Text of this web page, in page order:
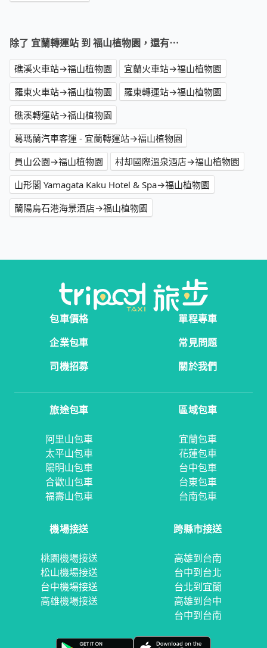
除了 宜蘭轉運站 到 福山植物園，還有⋯
礁溪火車站→福山植物園
宜蘭火車站→福山植物園
羅東火車站→福山植物園
羅東轉運站→福山植物園
礁溪轉運站→福山植物園
葛瑪蘭汽車客運 - 宜蘭轉運站→福山植物園
員山公園→福山植物園
村却國際溫泉酒店→福山植物園
山形閣 Yamagata Kaku Hotel & Spa→福山植物園
蘭陽烏石港海景酒店→福山植物園
包車價格
單程專車
企業包車
常見問題
司機招募
關於我們
旅途包車
阿里山包車
太平山包車
陽明山包車
合歡山包車
福壽山包車
區域包車
宜蘭包車
花蓮包車
台中包車
台東包車
台南包車
機場接送
桃園機場接送
松山機場接送
台中機場接送
高雄機場接送
跨縣市接送
高雄到台南
台中到台北
台北到宜蘭
高雄到台中
台中到台南